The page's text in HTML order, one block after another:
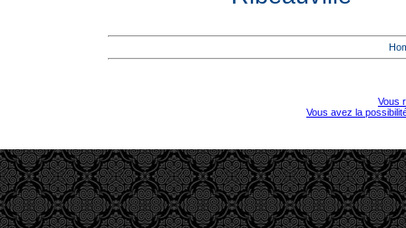
Vous
Vous avez la